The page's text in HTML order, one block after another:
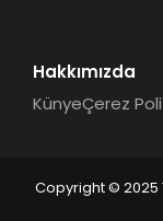
Hakkımızda
KünyeÇerez
Copyright © 2025